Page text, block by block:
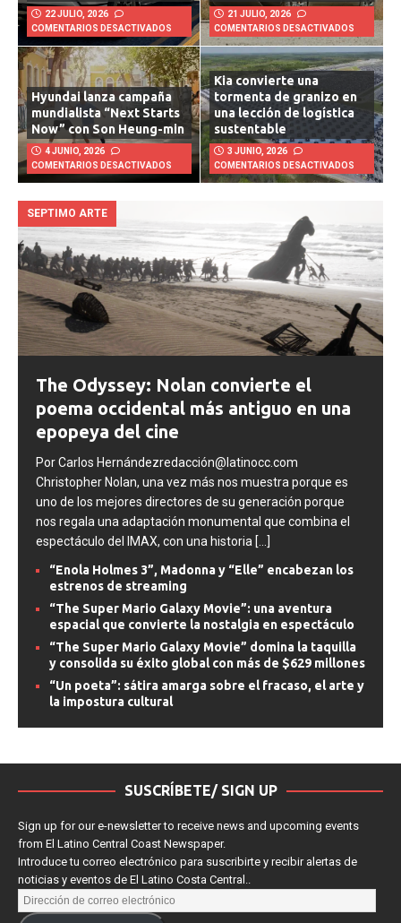
22 JULIO, 2026
COMENTARIOS DESACTIVADOS
21 JULIO, 2026
COMENTARIOS DESACTIVADOS
Hyundai lanza campaña
mundialista “Next Starts
Now” con Son Heung-min
4 JUNIO, 2026
COMENTARIOS DESACTIVADOS
Kia convierte una
tormenta de granizo en
una lección de logística
sustentable
3 JUNIO, 2026
COMENTARIOS DESACTIVADOS
SEPTIMO ARTE
The Odyssey: Nolan convierte el
poema occidental más antiguo en una
epopeya del cine
Por Carlos Hernándezredacción@latinocc.com
Christopher Nolan, una vez más nos muestra porque es
uno de los mejores directores de su generación porque
nos regala una adaptación monumental que combina el
espectáculo del IMAX, con una historia [...]
“Enola Holmes 3”, Madonna y “Elle” encabezan los
estrenos de streaming
“The Super Mario Galaxy Movie”: una aventura
espacial que convierte la nostalgia en espectáculo
“The Super Mario Galaxy Movie” domina la taquilla
y consolida su éxito global con más de $629 millones
“Un poeta”: sátira amarga sobre el fracaso, el arte y
la impostura cultural
SUSCRÍBETE/ SIGN UP
Sign up for our e-newsletter to receive news and upcoming events
from El Latino Central Coast Newspaper.
Introduce tu correo electrónico para suscribirte y recibir alertas de
noticias y eventos de El Latino Costa Central..